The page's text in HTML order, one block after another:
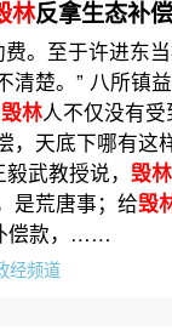
林反拿生态补偿
。至于许进东
清楚。” 八所镇
毁林人不仅没有受
，天底下哪有这
武教授说， 毁林
是荒唐事；给毁
偿款，……
经频道